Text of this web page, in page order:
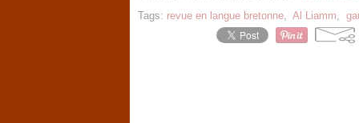
Tags: revue en langue bretonne, Al Liamm,